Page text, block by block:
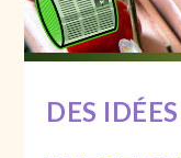
DES